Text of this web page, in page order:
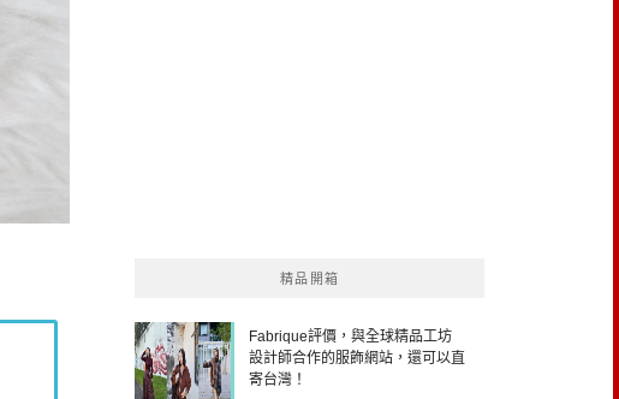
精品開箱
Fabrique評價，與全球精品工坊
設計師合作的服飾網站，還可以直
寄台灣！